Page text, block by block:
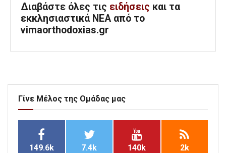
Διαβάστε όλες τις ειδήσεις και τα
εκκλησιαστικά ΝΕΑ από το
vimaorthodoxias.gr
Γίνε Μέλος της Ομάδας μας
149.6k 7.4k 140k 2k